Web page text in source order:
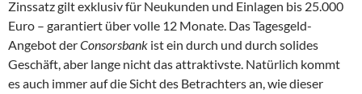
Zinssatz gilt exklusiv für Neukunden und Einlagen bis 25.000
Euro – garantiert über volle 12 Monate. Das Tagesgeld-
Angebot derConsorsbank ist ein durch und durch solides
Geschäft, aber lange nicht das attraktivste. Natürlich kommt
es auch immer auf die Sicht des Betrachters an, wie dieser